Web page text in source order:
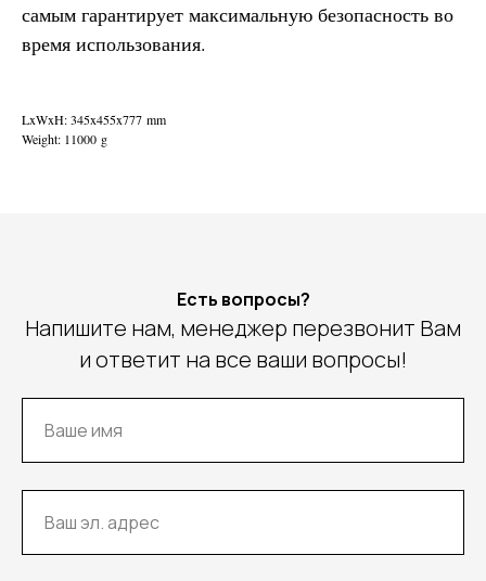
самым гарантирует максимальную безопасность во
время использования.
LxWxH: 345x455x777 mm
Weight: 11000 g
Есть вопросы?
Напишите нам, менеджер перезвонит Вам
и ответит на все ваши вопросы!